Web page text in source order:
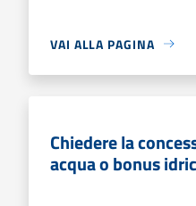
VAI ALLA PAGINA
Chiedere la
acqua o bonus